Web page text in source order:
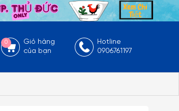
0
Giỏ hàng
của bạn
Hotline
0906761197